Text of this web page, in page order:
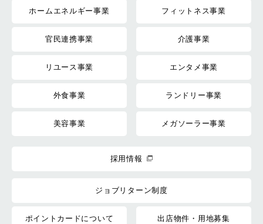
ホームエネルギー事業 フィットネス事業
官民連携事業 介護事業
リユース事業 エンタメ事業
外食事業 ランドリー事業
美容事業 メガソーラー事業
採用情報
ジョブリターン制度
ポイントカードについて 出店物件・用地募集